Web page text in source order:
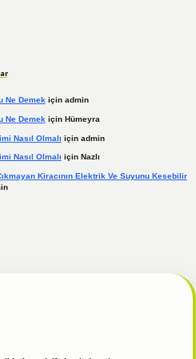
Ne Demekiçin admin
Ne Demek için Hümeyra
Nasıl Olmalı için admin
Nasıl Olmalı için Nazlı
Kiracının Elektrik Ve Suyunu Kesebilir